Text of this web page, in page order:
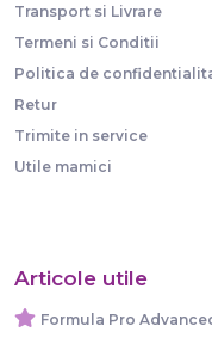
Transport si Livrare
Termeni si Conditii
Politica de
Retur
Trimite in service
Utile mamici
Articole utile
Formula Pro